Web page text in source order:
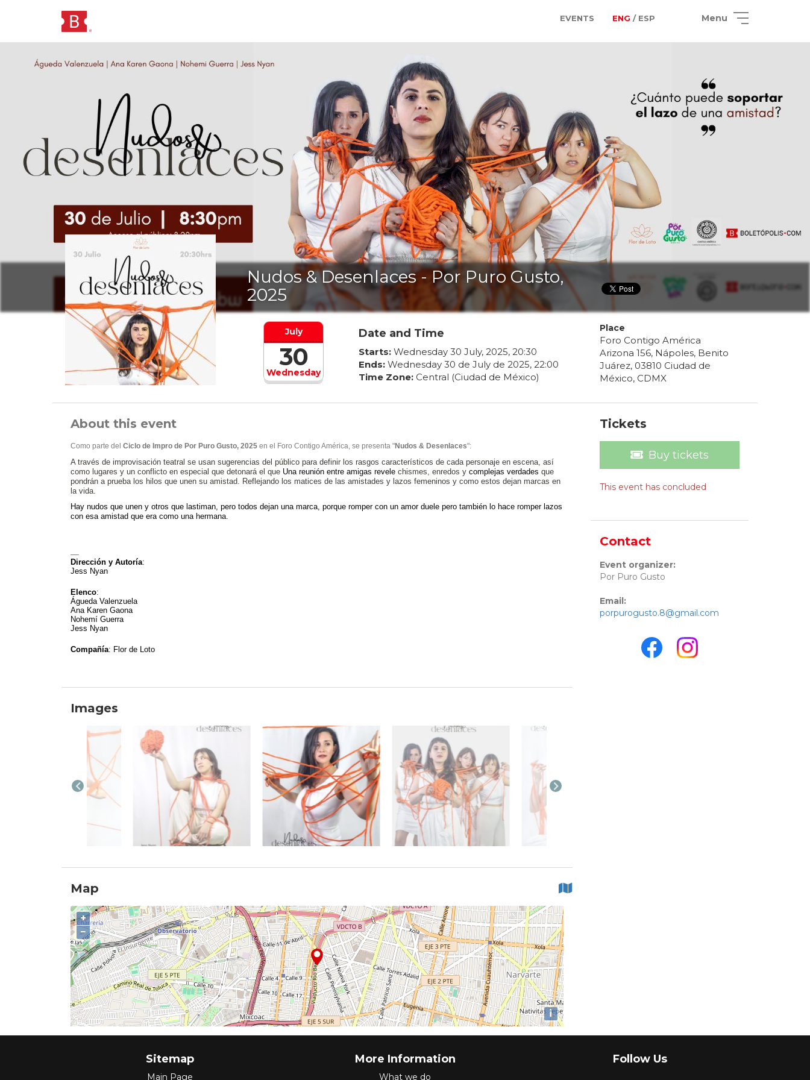
EVENTS ENG / ESP Menu
Nudos & Desenlaces - Por Puro Gusto,
2025
Wednesday
July
30
Date and Time
Starts: Wednesday 30 July, 2025, 20:30
Ends: Wednesday 30 de Julyde 2025, 22:00
Time Zone: Central (Ciudad de México)
Place
Foro Contigo América
Arizona 156, Nápoles, Benito
Juárez, 03810 Ciudad de
México, CDMX
About this event
Como parte del Ciclo de Impro de Por Puro Gusto, 2025 en el Foro Contigo América, se presenta "Nudos & Desenlaces":
A través de improvisación teatral se usan sugerencias del público para definir los rasgos característicos de cada personaje en escena, así
como lugares y un conflicto en especial que detonará el que Una reunión entre amigas revele chismes, enredos y complejas verdades que
pondrán a prueba los hilos que unen su amistad. Reflejando los matices de las amistades y lazos femeninos y como estos dejan marcas en
la vida.
Hay nudos que unen y otros que lastiman, pero todos dejan una marca, porque romper con un amor duele pero también lo hace romper lazos
con esa amistad que era como una hermana.
Dirección y Autoría:
Jess Nyan
Elenco:
Águeda Valenzuela
Ana Karen Gaona
Nohemí Guerra
Jess Nyan
Compañía: Flor de Loto
Images
Map
+
−
i
Tickets
Buy tickets
This event has concluded
Contact
Event organizer:
Por Puro Gusto
Email:
porpurogusto.8@gmail.com
Sitemap
Main Page
More Information
What we do
Follow Us